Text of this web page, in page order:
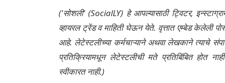
('सोशली' (SocialLY) हे आपल्यासाठी ट्विटर,
व्हायरल ट्रेंड व माहिती घेऊन येते. वृत्तात एम्बेड केलेली
आहे. लेटेस्टलीच्या कर्मचाऱ्याने अथवा लेखकाने त्याचे
प्रतिक्रियामधून लेटेस्टलीची मते प्रतिबिंबित होत
स्वीकारत नाही.)